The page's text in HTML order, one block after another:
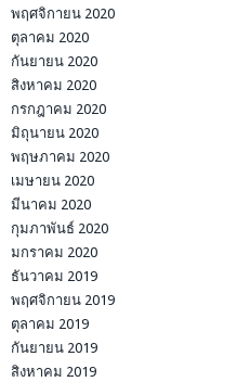
พฤศจิกายน 2020
ตุลาคม 2020
กันยายน 2020
สิงหาคม 2020
กรกฎาคม 2020
มิถุนายน 2020
พฤษภาคม 2020
เมษายน 2020
มีนาคม 2020
กุมภาพันธ์ 2020
มกราคม 2020
ธันวาคม 2019
พฤศจิกายน 2019
ตุลาคม 2019
กันยายน 2019
สิงหาคม 2019